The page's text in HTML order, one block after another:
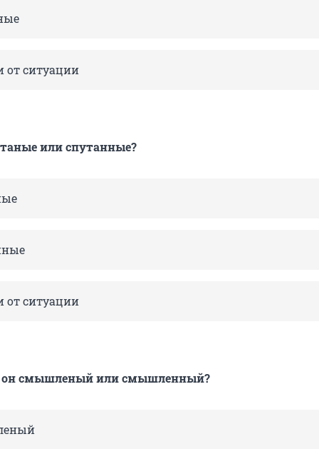
от ситуации
или спутанные?
от ситуации
он смышленый или смышленный?